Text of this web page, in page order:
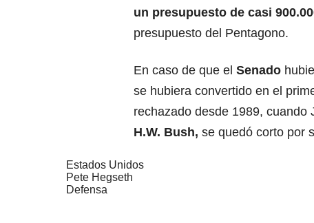
un presupuesto de casi
presupuesto del Pentagono.
En caso de que el Senado
se hubiera convertido en el
rechazado desde 1989, cuando
H.W. Bush, se quedó corto por
Estados Unidos
Pete Hegseth
Defensa